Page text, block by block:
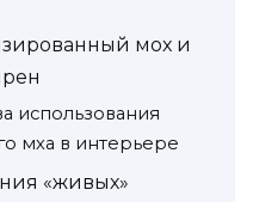
мох и
использования
мха в интерьере
«живых»